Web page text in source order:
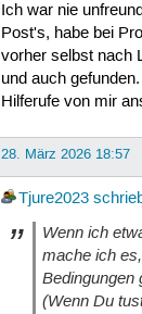
Ich war nie
Post's, habe bei
vorher selbst nach
und auch
Hilferufe von mir
28. März 2026 18:57
Tjure2023
Wenn ich
mache ich
Bedingungen
(Wenn Du